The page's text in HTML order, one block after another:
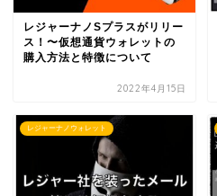
レジャーナノSプラスがリリー
ス！〜仮想通貨ウォレットの
購入方法と特徴について
2022年4月15日
レジャーナノウォレット